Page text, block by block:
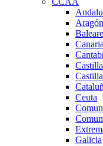
Aragón
Ceuta
Galicia